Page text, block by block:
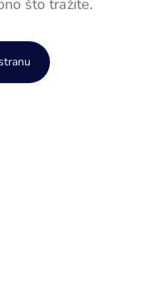
što tražite.